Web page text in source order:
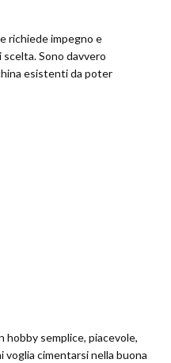
richiede impegno e
Sono davvero
esistenti da poter
hobby semplice, piacevole,
cimentarsi nella buona